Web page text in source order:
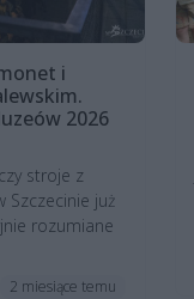
i
2026
stroje z
Szczecinie już
rozumiane
2 miesiące temu